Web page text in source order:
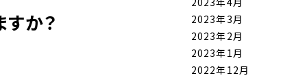
か？
2023年3月
2023年2月
2023年1月
2022年12月